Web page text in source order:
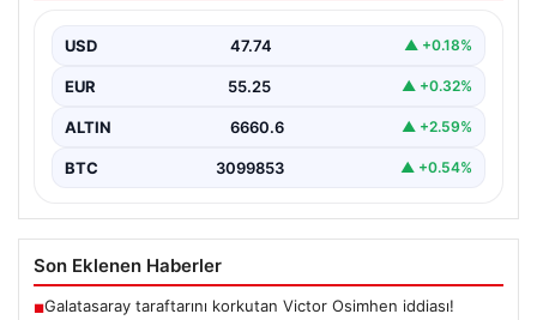
Sanal çağında insanların kaliteli bir biçimde iletişim
Halen pek…
USD 47.74 ▲ +0.18%
EUR 55.25 ▲ +0.32%
ALTIN 6660.6 ▲ +2.59%
BTC 3099853 ▲ +0.54%
Son Eklenen Haberler
■Galatasaray taraftarını korkutan Victor Osimhen iddiası!